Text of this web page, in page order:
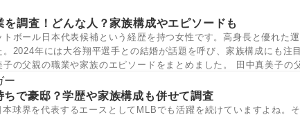
を調査！どんな人？家族構成やエピソードも
ボール日本代表候補という経歴を持つ女性です。高身長と優れた
2024年には大谷翔平選手との結婚が話題を呼び、家族構成にも注
の父親の職業や家族のエピソードをまとめました。 田中真美子の
ー
で豪邸？学歴や家族構成も併せて調査
球界を代表するエースとしてMLBでも活躍を続けていますよね。